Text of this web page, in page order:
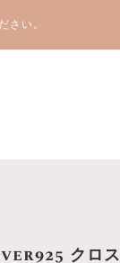
さい。
クロス